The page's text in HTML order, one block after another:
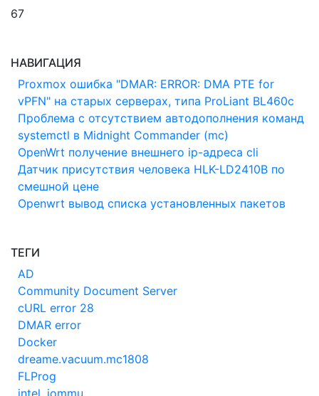
67
НАВИГАЦИЯ
Proxmox ошибка "DMAR: ERROR: DMA PTE for
vPFN" на старых серверах, типа ProLiant BL460c
Проблема с отсутствием автодополнения команд
systemctl в Midnight Commander (mc)
OpenWrt получение внешнего ip-адреса cli
Датчик присутствия человека HLK-LD2410B по
смешной цене
Openwrt вывод списка установленных пакетов
ТЕГИ
AD
Community Document Server
cURL error 28
DMAR error
Docker
dreame.vacuum.mc1808
FLProg
intel_iommu